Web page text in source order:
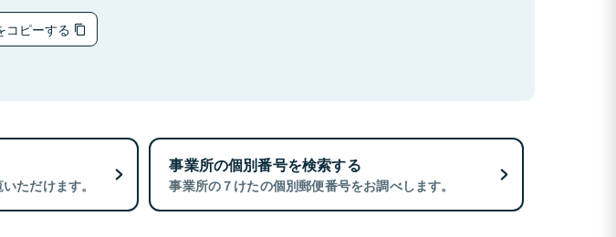
コピーする
ただけます。
事業所の個別番号を検索する
事業所の７けたの個別郵便番号をお調べします。